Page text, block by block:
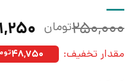
۲۵۰,۰۰۰تومان
مقدار تخفیف: ۴۸,۷۵۰